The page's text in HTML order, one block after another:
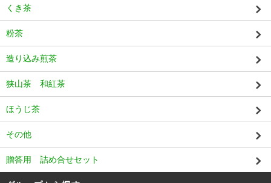
くき茶
粉茶
造り込み煎茶
狭山茶 和紅茶
ほうじ茶
その他
贈答用 詰め合せセット